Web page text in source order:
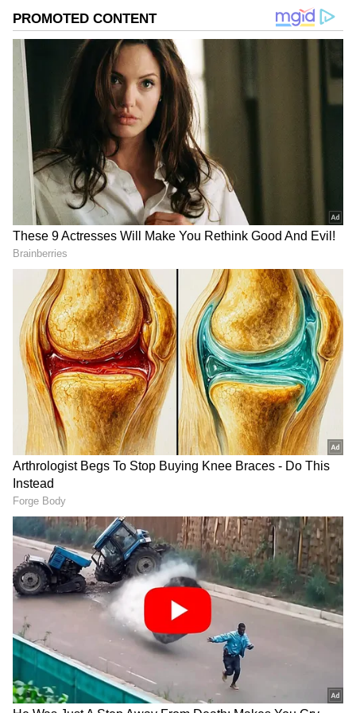
Ind vs Pak ಭಾರತ-ಪಾಕಿಸ್ತಾನ ಸರಣಿ ಆತಿಥ್ಯಕ್ಕೆ
ಇಂಗ್ಲೆಂಡ್‌ ಆಫರ್‌! ನಯವಾಗಿ No ಎಂದ BCCI
ಸದ್ಯ 861 ರೇಟಿಂಗ್ ಅಂಕಗಳನ್ನು ಹೊಂದಿರುವ ಮೊಹಮ್ಮದ್
DOWNLOAD APP
ಕ್ರಿಕೆಟ್ ಮತ್ತು ಕ್ರೀಡಾ ಜಗತ್ತಿನ (Sports News in
Kannada) ಕ್ಷಣಕ್ಷಣದ ಕನ್ನಡ ಸುದ್ದಿ ಅಪ್ಡೇಟ್‌ಗಳಿಗಾಗಿ
ಏಷ್ಯಾನೆಟ್ ಸುವರ್ಣ ನ್ಯೂಸ್‌ ಫಾಲೋ ಮಾಡಿ.IPL
Liveಸೇರಿದಂತೆ ಟೀಂ ಇಂಡಿಯಾದ ಬ್ರೇಕಿಂಗ್ ಸುದ್ದಿ
Cricket News in Kannada), ವಿಶೇಷ ವರದಿಗಳು
ಮತ್ತು ನೇರ ಪ್ರಸಾರಗಳೊಂದಿಗೆ ಸಂಪೂರ್ಣ ಮಾಹಿತಿ
ನಿಮ್ಮ ಒಂದೇ ಕ್ಲಿಕ್‌ನಲ್ಲಿ ಲಭ್ಯ. ಏಷ್ಯಾನೆಟ್ ಸುವರ್ಣ
ನ್ಯೂಸ್ ಅಧಿಕೃತ ಆ್ಯಪ್ ಡೌನ್‌ಲೋಡ್ ಮಾಡಿ ಹಾಗೂ
ಎಲ್ಲಾ ಅಪ್‌ಡೇಟ್ ಗಳನ್ನು ಪಡೆಯಿರಿ.